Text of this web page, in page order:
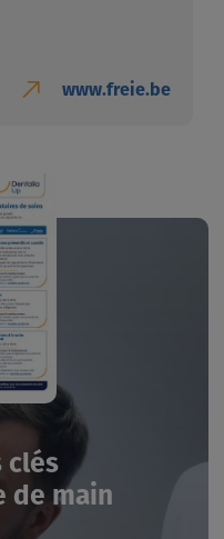
www.freie.be
clés
de main